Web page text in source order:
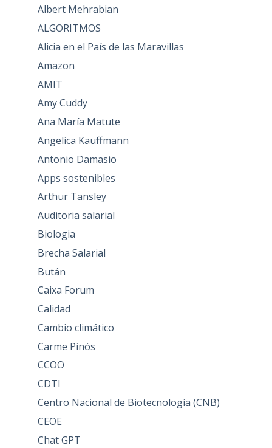
Albert Mehrabian
ALGORITMOS
Alicia en el País de las Maravillas
Amazon
AMIT
Amy Cuddy
Ana María Matute
Angelica Kauffmann
Antonio Damasio
Apps sostenibles
Arthur Tansley
Auditoria salarial
Biologia
Brecha Salarial
Bután
Caixa Forum
Calidad
Cambio climático
Carme Pinós
CCOO
CDTI
Centro Nacional de Biotecnología (CNB)
CEOE
Chat GPT